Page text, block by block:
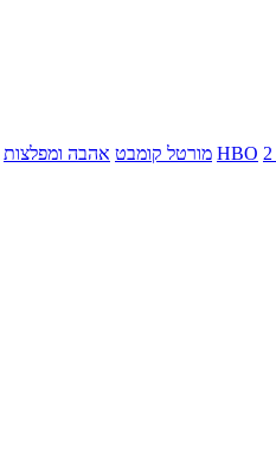
HBO מורטל קומבט אהבה ומפלצות